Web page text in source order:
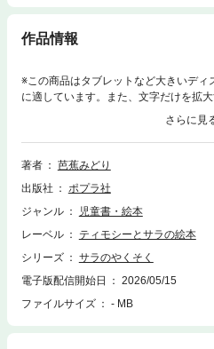
作品情報
※この商品はタブレットなど大きいディ
に適しています。また、文字だけを拡
ト、検索、辞書の参照、引用などの機
たマギーは、サーカスで手品をしてい
たのですが、風邪をひいて行かれなく
著者
芭蕉みどり
出版社
ポプラ社
ジャンル
児童書・絵本
レーベル
ティモシーとサラの絵本
シリーズ
サラのやくそく
電子版配信開始日
2026/05/15
ファイルサイズ
- MB